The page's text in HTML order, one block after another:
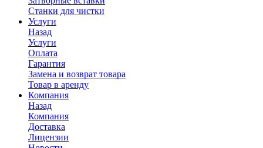
Станки для чистки
Услуги
Назад
Услуги
Оплата
Гарантия
Замена и возврат товара
Товар в аренду
Компания
Назад
Компания
Доставка
Лицензии